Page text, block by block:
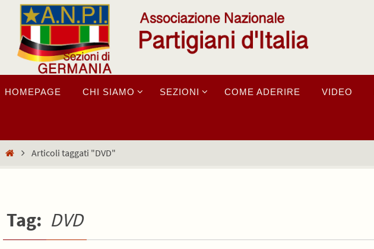
Salta
contenuto
alHOMEPAGE CHI SIAMO SEZIONI COME ADERIRE VIDEO
HomeArticoli taggati "DVD"
Tag: DVD